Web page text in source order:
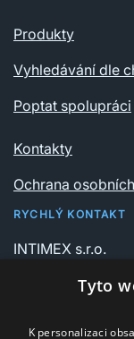
Produkty
Vyhledávání dle
Poptat spolupráci
Kontakty
Ochrana
RYCHLÝ KONTAKT
INTIMEX s.r.o.
735 06 Karviná
+420 596 311 612
Tyto
K personalizaci